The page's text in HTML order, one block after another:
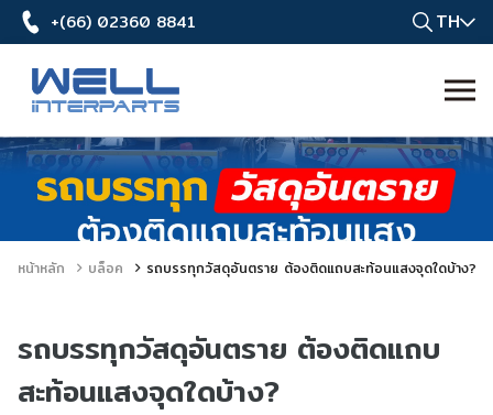
+(66) 02360 8841 TH
หน้าหลัก บล็อค รถบรรทุกวัสดุอันตราย ต้องติดแถบสะท้อนแสงจุดใดบ้าง?
รถบรรทุกวัสดุอันตราย ต้องติดแถบ
สะท้อนแสงจุดใดบ้าง?